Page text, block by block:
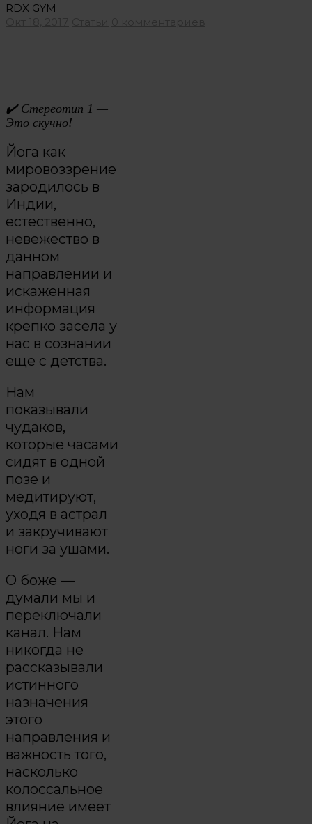
RDX GYM
✔️Стереотип 1 —
Это скучно!
Йога как
мировоззрение
зародилось в
Индии,
естественно,
невежество в
данном
направлении и
искаженная
информация
крепко засела у
нас в сознании
еще с детства.
Нам
показывали
чудаков,
которые часами
сидят в одной
позе и
медитируют,
уходя в астрал
и закручивают
ноги за ушами.
О боже —
думали мы и
переключали
канал. Нам
никогда не
рассказывали
истинного
назначения
этого
направления и
важность того,
насколько
колоссальное
влияние имеет